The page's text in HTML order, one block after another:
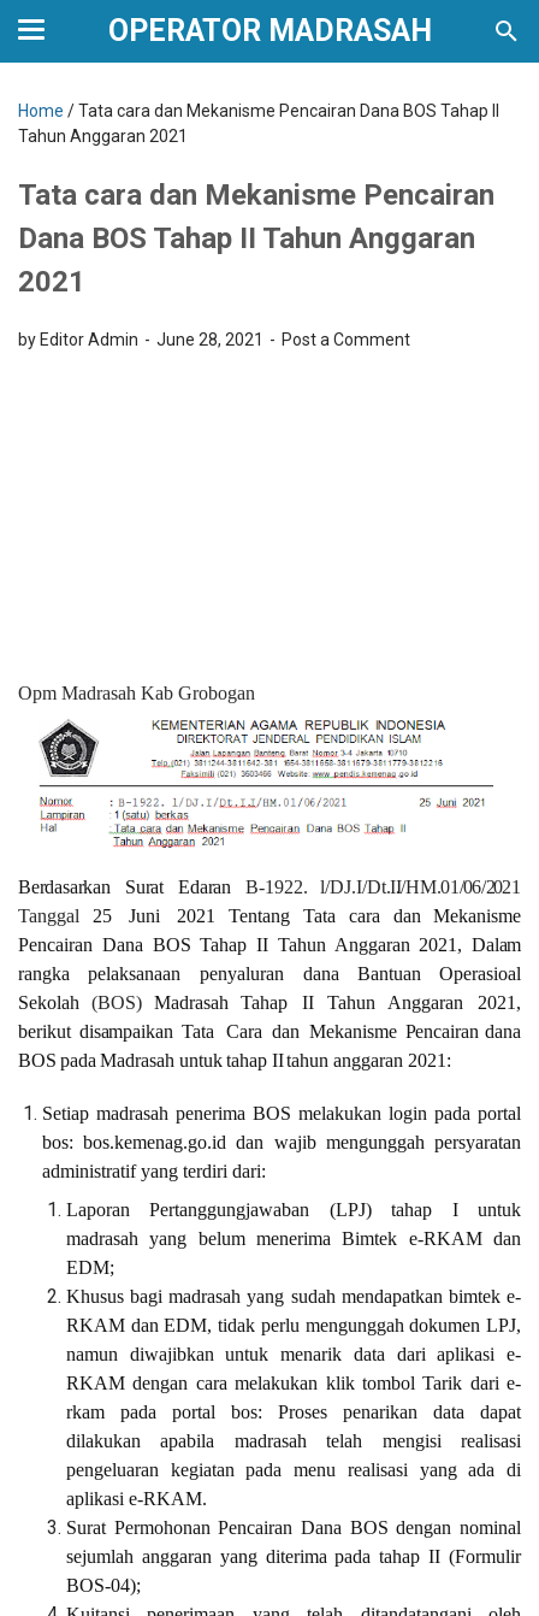
OPERATOR MADRASAH
Home /Tata cara dan Mekanisme Pencairan Dana BOS Tahap II
Tahun Anggaran 2021
Tata cara dan Mekanisme Pencairan
Dana BOS Tahap II Tahun Anggaran
2021
by Editor Admin June 28, 2021 Post a Comment
Opm Madrasah Kab Grobogan
Berdasarkan Surat EdaranB-1922. l/DJ.I/Dt.II/HM.01/06/2021
Tanggal 25 Juni 2021 TentangTata cara dan
Mekanisme
Pencairan Dana BOS Tahap II Tahun Anggaran 2021,Dalam
rangka
pelaksanaan penyaluran dana Bantuan
Operasioal
Sekolah
(BOS) Madrasah Tahap II Tahun Anggaran
2021,
berikut disampaikan Tata Cara dan Mekanisme Pencairan dana
BOS pada Madrasah untuktahap IItahun anggaran 2021:
Setiap madrasah penerima BOS melakukan login pada portal
bos: bos.kemenag.go.id dan wajib mengunggah persyaratan
administratif yang terdiri dari:
Laporan Pertanggungjawaban (LPJ) tahap I untuk
madrasah yang belum menerima Bimtek e-RKAM dan
EDM;
Khusus bagi madrasah yang sudah mendapatkan bimtek e-
RKAM dan EDM, tidak perlu mengunggah dokumen LPJ,
namun diwajibkan untuk menarik data dari aplikasi e-
RKAM dengan cara melakukan klik tombol Tarik dari e-
rkam pada portal bos: Proses penarikan data dapat
dilakukan apabila madrasah telah mengisi realisasi
pengeluaran kegiatan pada menu realisasi yang ada di
aplikasi e-RKAM.
Surat Permohonan Pencairan Dana BOS dengan nominal
sejumlah anggaran yang diterima pada tahap II (Formulir
BOS-04);